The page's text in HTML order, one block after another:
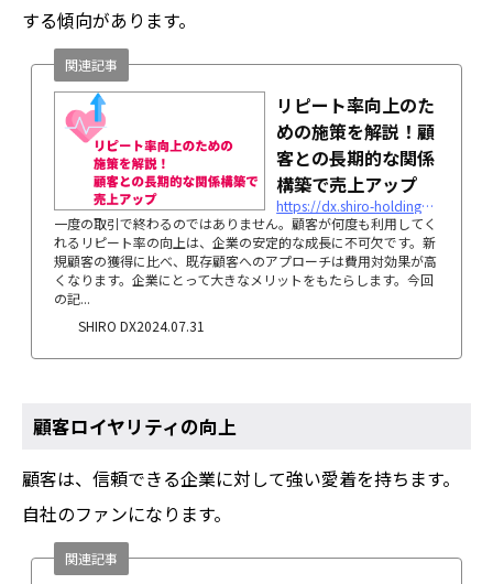
する傾向があります。
リピート率向上のた
めの施策を解説！顧
客との長期的な関係
構築で売上アップ
https://dx.shiro-holdings.co.jp/p4652
一度の取引で終わるのではありません。顧客が何度も利用してく
れるリピート率の向上は、企業の安定的な成長に不可欠です。新
規顧客の獲得に比べ、既存顧客へのアプローチは費用対効果が高
くなります。企業にとって大きなメリットをもたらします。今回
の記...
SHIRO DX
関連記事
2024.07.31
顧客ロイヤリティの向上
顧客は、信頼できる企業に対して強い愛着を持ちます。
自社のファンになります。
関連記事